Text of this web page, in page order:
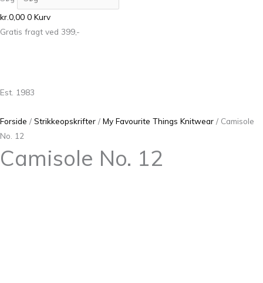
kr.0,00 0 Kurv
Gratis fragt ved 399,-
Est. 1983
Forside / Strikkeopskrifter / My Favourite Things Knitwear / Camisole
No. 12
Camisole No. 12